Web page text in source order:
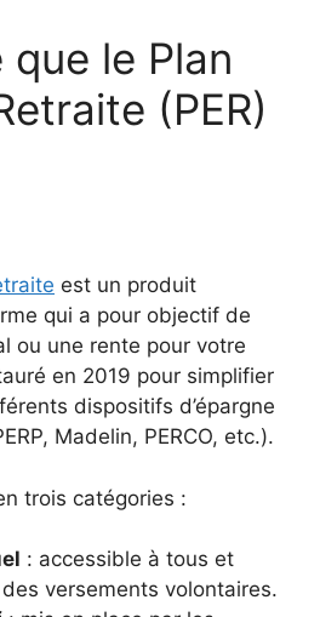
que le Plan
(PER)
est un produit
qui a pour objectif de
ou une rente pour votre
en 2019 pour simplifier
dispositifs d’épargne
Madelin, PERCO, etc.).
trois catégories :
: accessible à tous et
versements volontaires.